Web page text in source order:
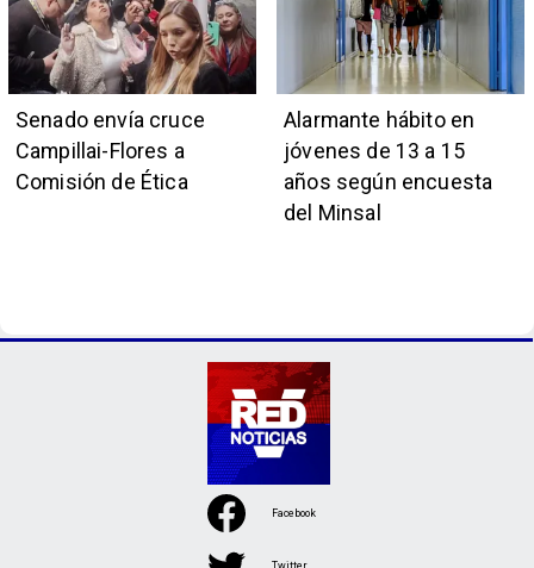
Senado envía cruce
Campillai-Flores a
Comisión de Ética
Alarmante hábito en
jóvenes de 13 a 15
años según encuesta
del Minsal
Facebook